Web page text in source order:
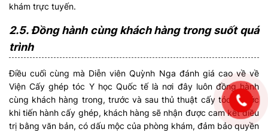
khám trực tuyến.
2.5. Đồng hành cùng khách hàng trong suốt quá
trình
Điều cuối cùng mà Diễn viên Quỳnh Nga đánh giá cao về về
Viện Cấy ghép tóc Y học Quốc tế là nơi đây luôn đồng hành
cùng khách hàng trong, trước và sau thủ thuật cấy tóc. Trước
khi tiến hành cấy ghép, khách hàng sẽ nhận được cam kết điều
trị bằng văn bản, có dấu mộc của phòng khám, đảm bảo quyền